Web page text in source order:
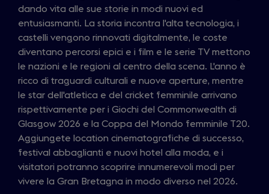
dando vita alle sue storie in modi nuovi ed
entusiasmanti. La storia incontra l'alta tecnologia, i
castelli vengono rinnovati digitalmente, le coste
diventano percorsi epici e i film e le serie TV mettono
le nazioni e le regioni al centro della scena. L'anno è
ricco di traguardi culturali e nuove aperture, mentre
le star dell'atletica e del cricket femminile arrivano
rispettivamente per i Giochi del Commonwealth di
Glasgow 2026 e la Coppa del Mondo femminile T20.
Aggiungete location cinematografiche di successo,
festival abbaglianti e nuovi hotel alla moda, e i
visitatori potranno scoprire innumerevoli modi per
vivere la Gran Bretagna in modo diverso nel 2026.